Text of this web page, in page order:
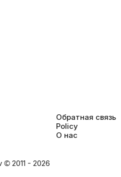
Обратная связь
Policy
О нас
© 2011 - 2026